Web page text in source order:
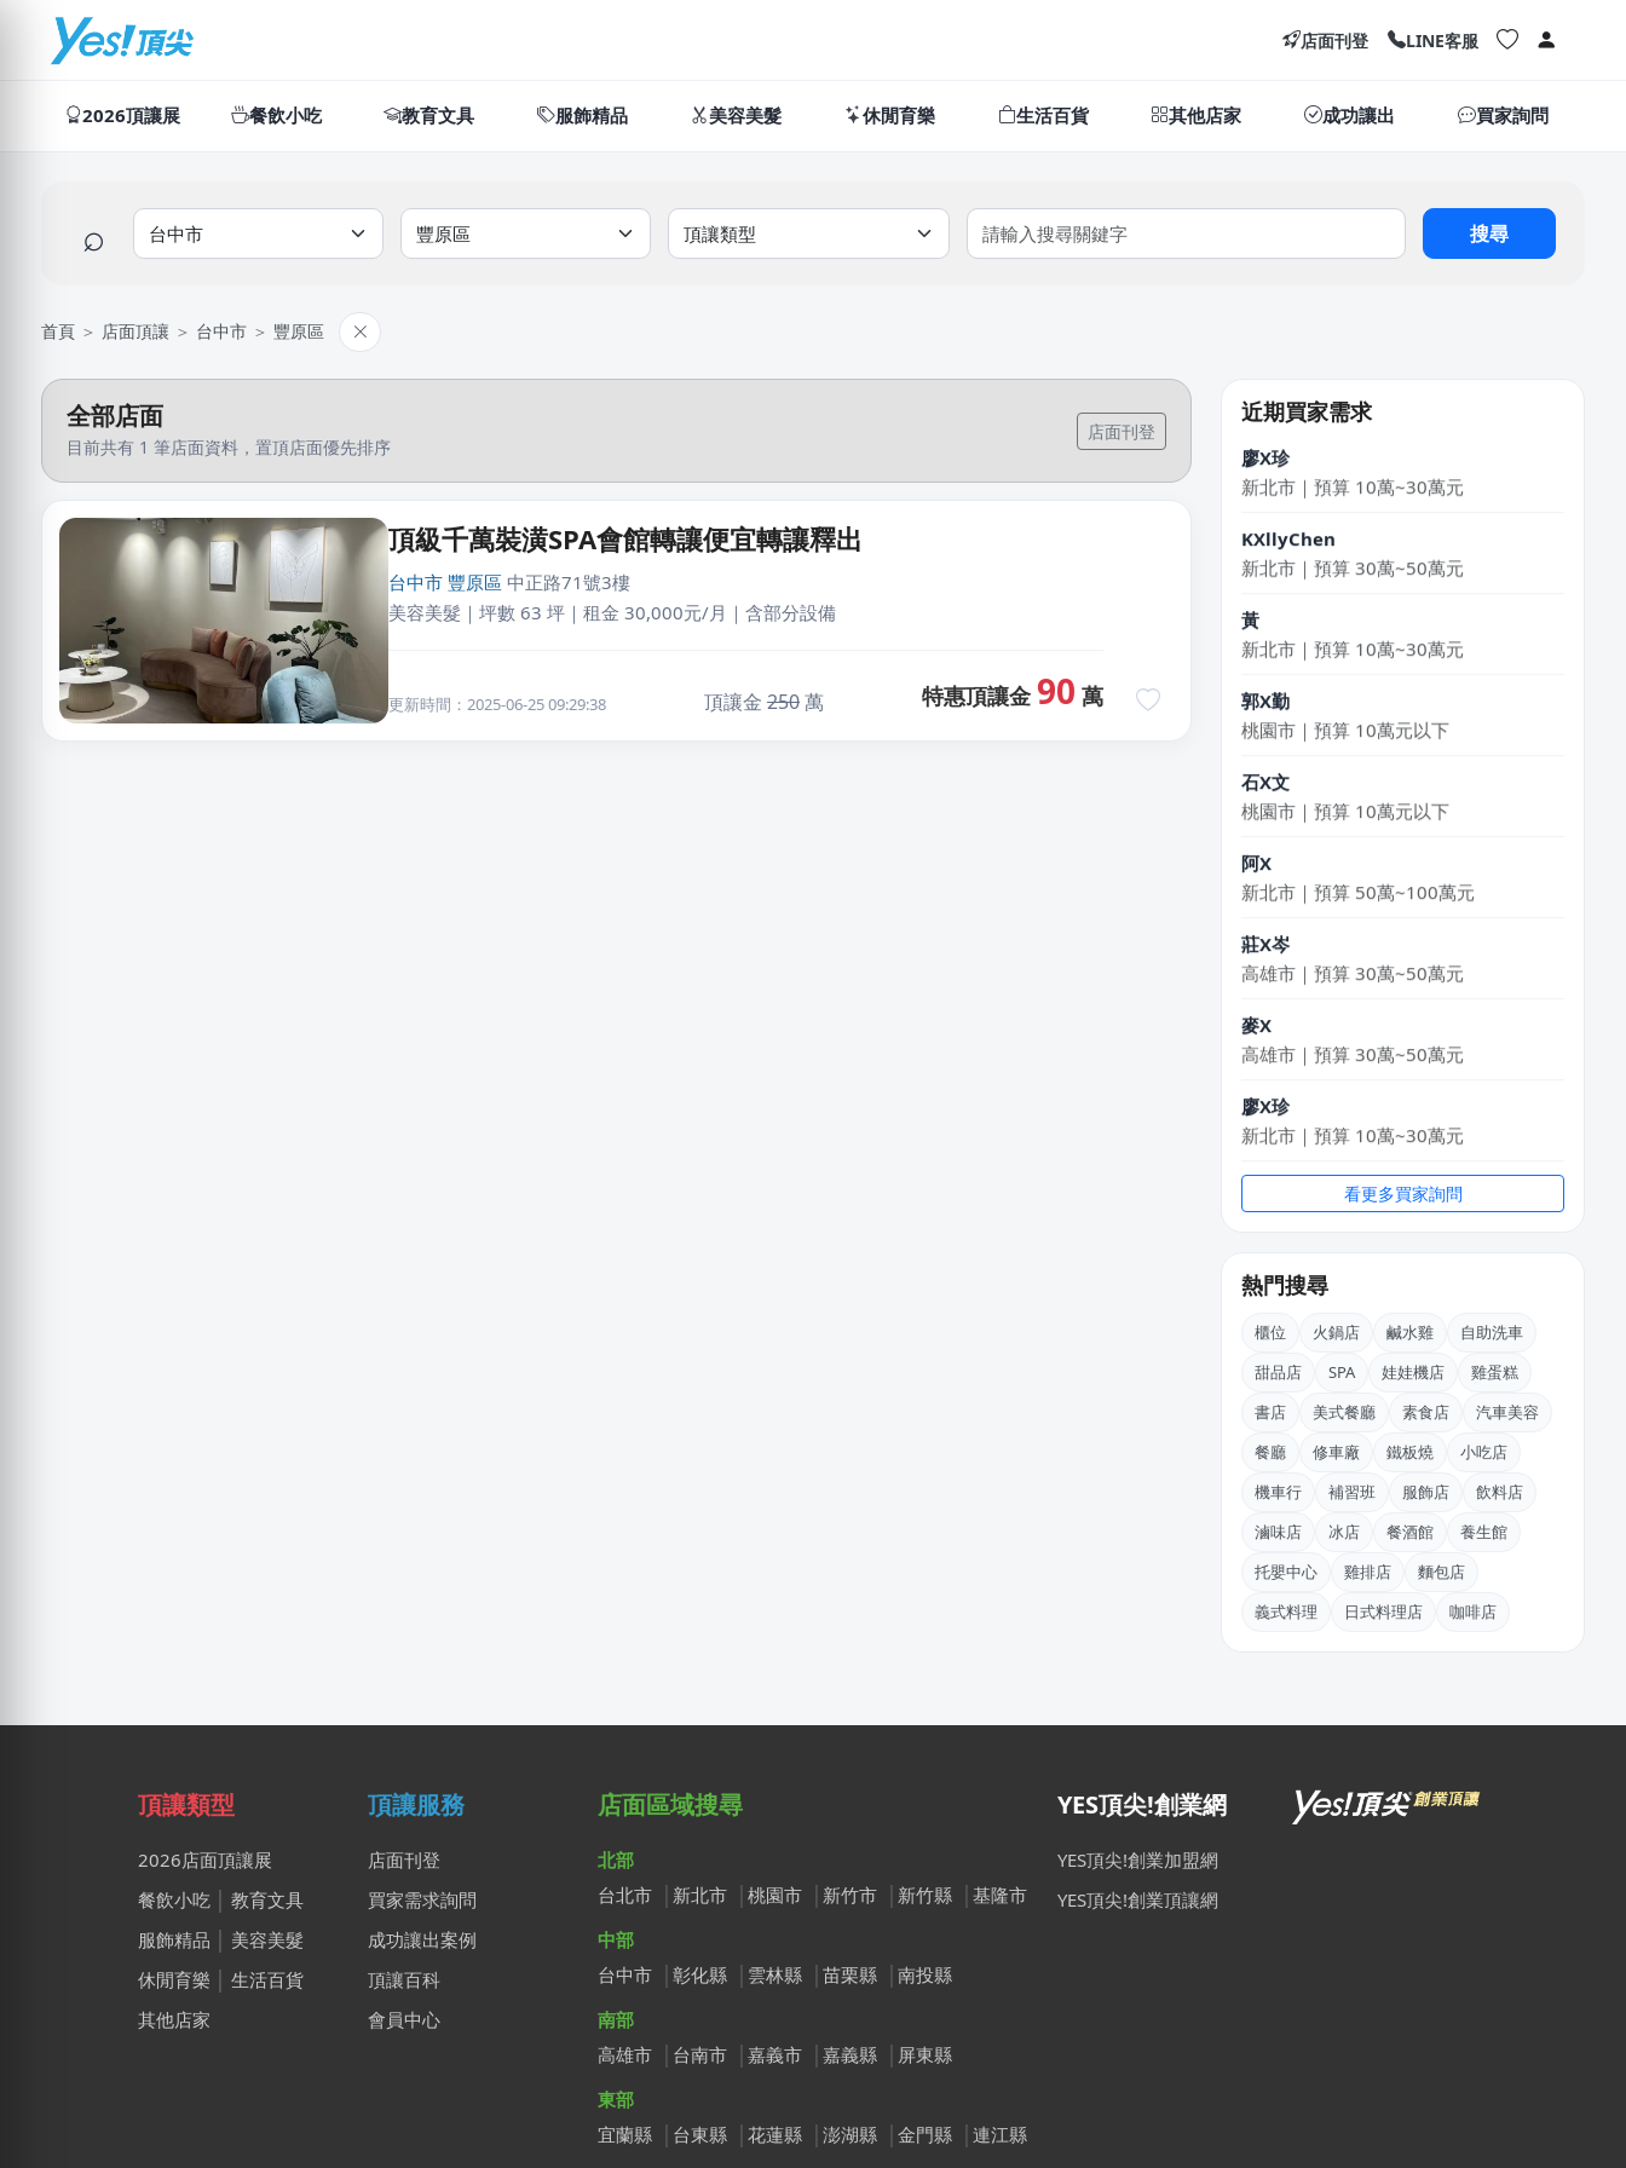
店面刊登 LINE客服
2026頂讓展 餐飲小吃 教育文具 服飾精品 美容美髮 休閒育樂 生活百貨 其他店家 成功讓出 買家詢問
⌕ 搜尋
首頁 ＞ 店面頂讓 ＞ 台中市 ＞ 豐原區
全部店面
目前共有 1 筆店面資料，置頂店面優先排序
店面刊登
頂級千萬裝潢SPA會館轉讓便宜轉讓釋出
台中市 豐原區 中正路71號3樓
美容美髮｜坪數 63 坪｜租金 30,000元/月｜含部分設備
更新時間：2025-06-25 09:29:38 頂讓金 250萬 特惠頂讓金 90 萬
近期買家需求
廖X珍
新北市｜預算 10萬~30萬元
新北市｜預算 30萬~50萬元
黃
新北市｜預算 10萬~30萬元
郭X勤
桃園市｜預算 10萬元以下
石X文
桃園市｜預算 10萬元以下
阿X
新北市｜預算 50萬~100萬元
莊X岑
高雄市｜預算 30萬~50萬元
麥X
高雄市｜預算 30萬~50萬元
廖X珍
新北市｜預算 10萬~30萬元
KXllyChen
新北市｜預算 30萬~50萬元
新北市｜預算 10萬~30萬元
郭X勤
桃園市｜預算 10萬元以下
石X文
桃園市｜預算 10萬元以下
阿X
新北市｜預算 50萬~100萬元
看更多買家詢問
熱門搜尋
櫃位 火鍋店 鹹水雞
自助洗車
甜品店
SPA 娃娃機店
雞蛋糕
書店
美式餐廳 素食店
汽車美容
餐廳
修車廠 鐵板燒
小吃店
機車行
補習班 服飾店
飲料店
滷味店
冰店 餐酒館
養生館
托嬰中心
雞排店
麵包店
義式料理
日式料理店 咖啡店
頂讓類型
2026店面頂讓展
餐飲小吃
教育文具
服飾精品
美容美髮
休閒育樂
生活百貨
其他店家
頂讓服務
店面刊登
買家需求詢問
成功讓出案例
頂讓百科
會員中心
店面區域搜尋
北部
台北市
新北市 桃園市 新竹市 新竹縣
基隆市
中部
台中市
彰化縣 雲林縣 苗栗縣
南投縣
南部
高雄市
台南市 嘉義市 嘉義縣
屏東縣
東部
宜蘭縣
台東縣 花蓮縣 澎湖縣 金門縣 連江縣
YES頂尖!創業網
YES頂尖!創業加盟網
YES頂尖!創業頂讓網